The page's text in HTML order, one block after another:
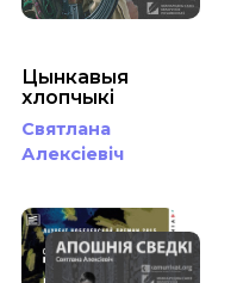
Цынкавыя
хлопчыкі
Святлана
Алексіевіч